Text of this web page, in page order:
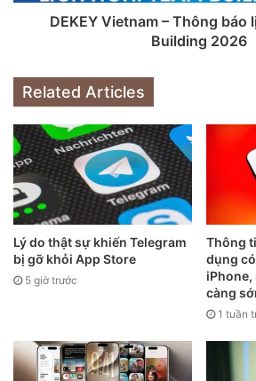
Như là một phần trong động thái ứng
thiện hiệu suất cho cả những chiếc
11. Theo dữ liệu từ Apple, việc tinh
độ khởi động ứng dụng lên 30% và
trong thư viện lên đến 70%.
DEKEY Vietnam – Thông báo
Building 2026
Related Articles
Lý do thật sự khiến Telegram
bị gỡ khỏi App Store
5 giờ trước
Thông
dụng
càng
1 tuần